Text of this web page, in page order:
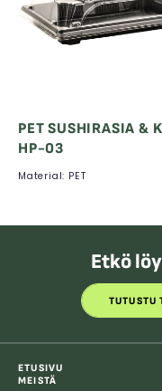
PET SUSHIRASIA &
HP-03
Material: PET
Etkö
TUTUSTU
TUTUSTU
ETUSIVU
MEISTÄ